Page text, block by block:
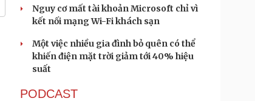
Nguy cơ mất tài khoản Microsoft chỉ vì
kết nối mạng Wi-Fi khách sạn
Một việc nhiều gia đình bỏ quên có thể
khiến điện mặt trời giảm tới 40% hiệu
suất
PODCAST